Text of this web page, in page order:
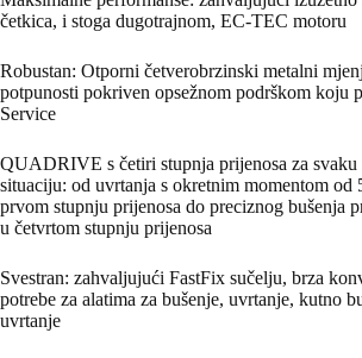
četkica, i stoga dugotrajnom, EC-TEC motoru
Robustan: Otporni četverobrzinski metalni
potpunosti pokriven opsežnom podrškom koju
Service
QUADRIVE s četiri stupnja prijenosa za svaku
situaciju: od uvrtanja s okretnim momentom od
prvom stupnju prijenosa do preciznog bušenja
u četvrtom stupnju prijenosa
Svestran: zahvaljujući FastFix sučelju, brza
potrebe za alatima za bušenje, uvrtanje, kutno
uvrtanje